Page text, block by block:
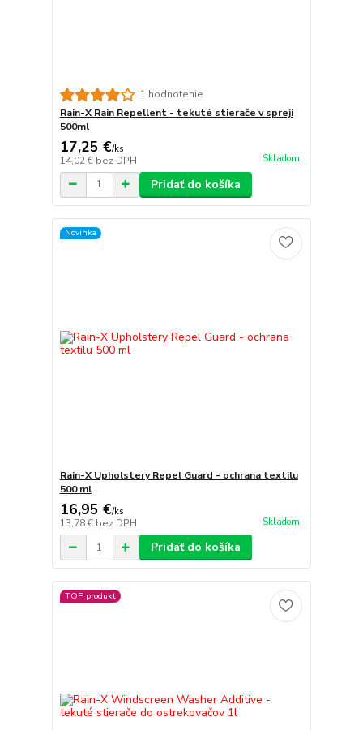
1 hodnotenie
Rain-X Rain Repellent - tekuté stierače v spreji
500ml
17,25 €/ks
14,02 € bez DPH Skladom
Pridať do košíka
Novinka
Rain-X Upholstery Repel Guard - ochrana textilu
500 ml
16,95 €/ks
13,78 € bez DPH Skladom
Pridať do košíka
TOP produkt